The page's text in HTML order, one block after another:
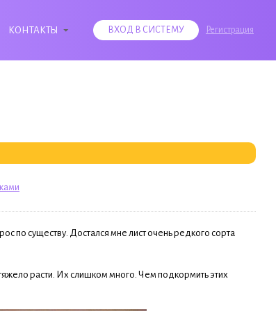
КОНТАКТЫ ВХОД В СИСТЕМУ Регистрация
по существу. Достался мне лист очень редкого сорта
расти. Их слишком много. Чем подкормить этих